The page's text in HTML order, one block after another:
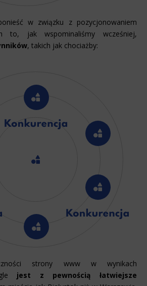
w związku z pozycjonowaniem
to, jak wspominaliśmy wcześniej,
, takich jak chociażby:
strony www w wynikach
jest z pewnością łatwiejsze